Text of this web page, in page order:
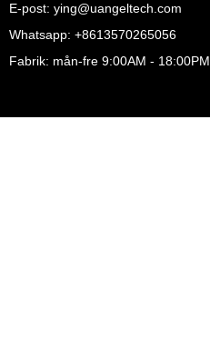
E-post: ying@uangeltech.com
Whatsapp: +8613570265056
Fabrik: mån-fre 9:00AM - 18:00PM